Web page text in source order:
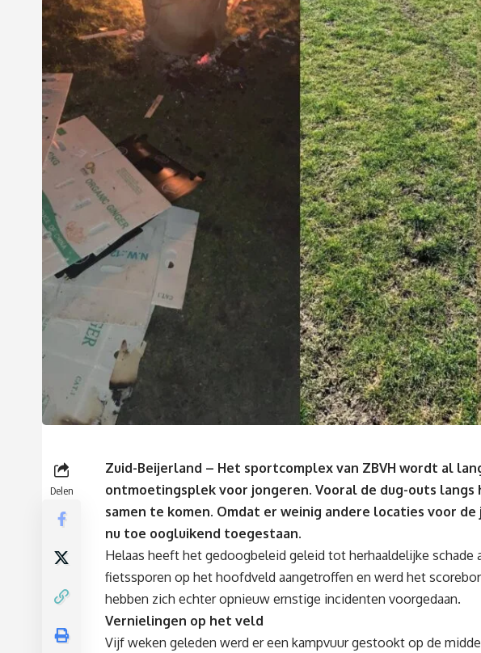
Delen
Zuid-Beijerland – Het sportcomplex van ZBVH wordt al
ontmoetingsplek voor jongeren. Vooral de dug-outs
samen te komen. Omdat er weinig andere locaties voor
nu toe oogluikend toegestaan.
Helaas heeft het gedoogbeleid geleid tot herhaaldelijke schade
fietssporen op het hoofdveld aangetroffen en werd het
hebben zich echter opnieuw ernstige incidenten voorgedaan.
Vernielingen op het veld
Vijf weken geleden werd er een kampvuur gestookt op de